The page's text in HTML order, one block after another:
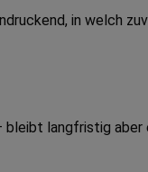
in welch
langfristig aber